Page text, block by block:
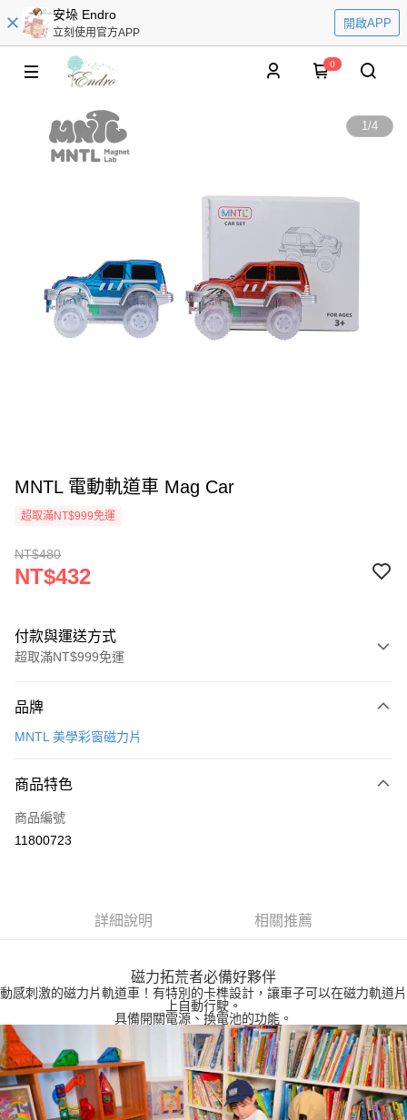
安垛 Endro
立刻使用官方APP
開啟APP
0
1/4
MNTL 電動軌道車 Mag Car
超取滿NT$999免運
NT$480
NT$432
付款與運送方式
超取滿NT$999免運
信用卡一次付款
3 期 0 利率 每期
合作金庫商業銀行
上海商業儲蓄銀行
聯邦商業銀行
遠東國際商業銀行
中國信託商業銀行
台灣樂天信用卡公司
超商取貨付款
LINE Pay
運送方式
全家取貨付款
每筆NT$85，滿NT$999(含以上)免運費
付款後全家取貨
每筆NT$85，滿NT$999(含以上)免運費
品牌
MNTL 美學彩窗磁力片
商品特色
商品編號
11800723
詳細說明 相關推薦
磁力拓荒者必備好夥伴
動感刺激的磁力片軌道車！有特別的卡榫設計，讓車子可以在磁力軌道片
上自動行駛。
具備開關電源、換電池的功能。